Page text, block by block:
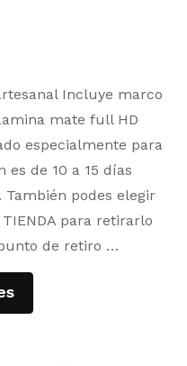
Incluye marco
mate full HD
especialmente para
es de 10 a 15 días
También podes elegir
TIENDA para retirarlo
de retiro …